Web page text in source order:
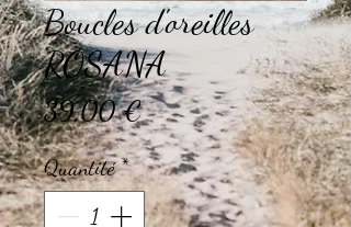
Boucles d'oreilles
ROSANA
39,00 €Prix
Quantité*